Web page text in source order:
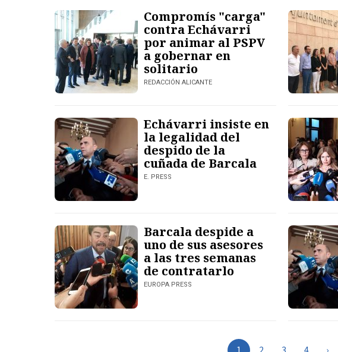
Compromís "carga"
contra Echávarri
por animar al PSPV
a gobernar en
solitario
REDACCIÓN ALICANTE
Echávarri insiste en
la legalidad del
despido de la
cuñada de Barcala
E. PRESS
Barcala despide a
uno de sus asesores
a las tres semanas
de contratarlo
EUROPA PRESS